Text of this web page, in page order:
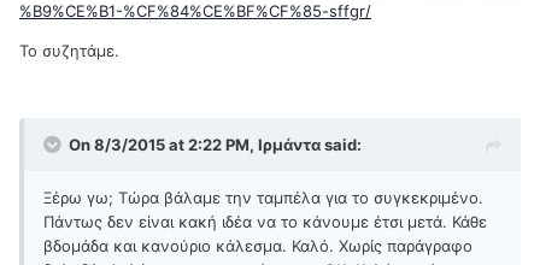
%B9%CE%B1-%CF%84%CE%BF%CF%85-sffgr/
Το συζητάμε.
On 8/3/2015 at 2:22 PM, Ιρμάντα said:
Ξέρω γω; Τώρα βάλαμε την ταμπέλα για το συγκεκριμένο.
Πάντως δεν είναι κακή ιδέα να το κάνουμε έτσι μετά. Κάθε
βδομάδα και κανούριο κάλεσμα. Καλό. Χωρίς παράγραφο